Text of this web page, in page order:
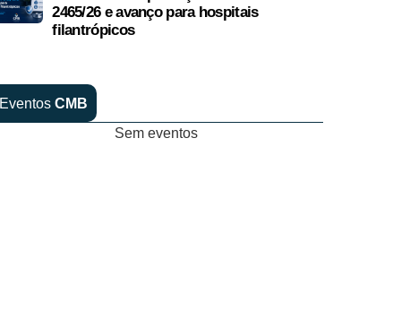
2465/26 e avanço para hospitais
filantrópicos
Eventos CMB
Sem eventos